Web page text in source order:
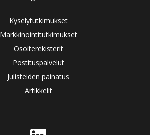
Kyselytutkimukset
Markkinointitutkimukset
Osoiterekisterit
Postituspalvelut
Julisteiden painatus
Artikkelit